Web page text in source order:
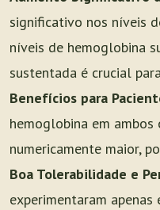
significativo nos níveis
níveis de hemoglobina
sustentada é crucial
Benefícios para
hemoglobina em
numericamente maior,
Boa Tolerabilidade e
experimentaram